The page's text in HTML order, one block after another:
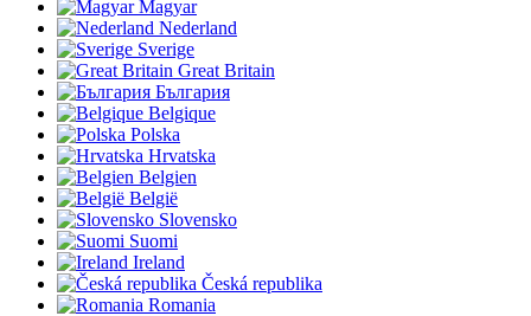
Magyar
Nederland
Sverige
Great Britain
България
Belgique
Polska
Hrvatska
Belgien
België
Slovensko
Suomi
Ireland
Česká republika
Romania